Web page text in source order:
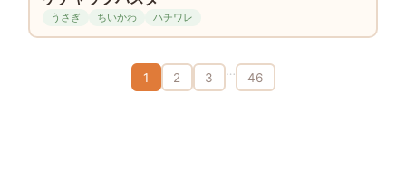
うさぎ ちいかわ ハチワレ
1 2 3 … 46